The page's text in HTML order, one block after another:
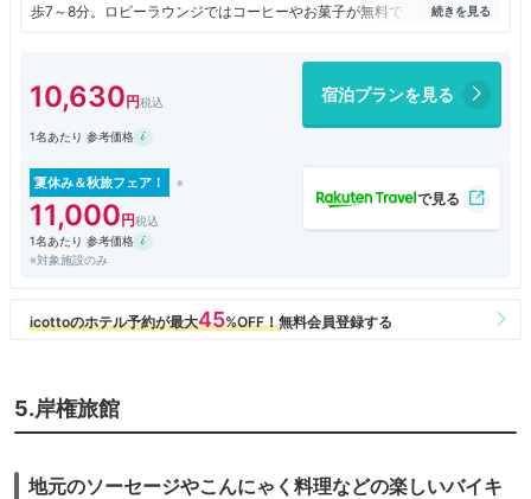
歩7～8分。ロビーラウンジではコーヒーやお菓子が無料で、お部屋もと
ても広く、温泉も最高です。食事がすごくまずかったのが残念です。ラウ
10,630 宿泊プランを見る
1名あたり 参考価格
夏休み＆秋旅フェア！
11,000
1名あたり 参考価格
※対象施設のみ
5.岸権旅館
地元のソーセージやこんにゃく料理などの楽しいバイキ